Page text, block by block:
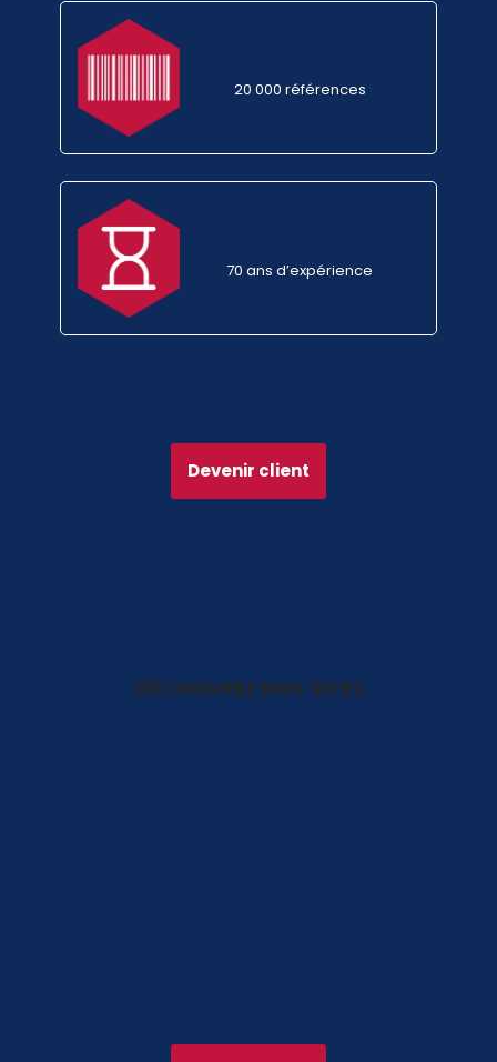
20 000 références
70 ans d’expérience
Devenir client
DÉCOUVREZ NOS SITES